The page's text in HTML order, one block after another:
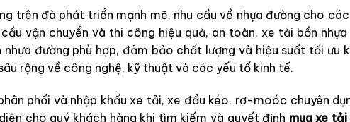
trên đà phát triển mạnh mẽ, nhu cầu về nhựa đường cho
vận chuyển và thi công hiệu quả, an toàn, xe tải bồn
đường phù hợp, đảm bảo chất lượng và hiệu suất tối
rộng về công nghệ, kỹ thuật và các yếu tố kinh tế.
phối và nhập khẩu xe tải, xe đầu kéo, rơ-moóc chuyên
cho quý khách hàng khi tìm kiếm và quyết định mua xe